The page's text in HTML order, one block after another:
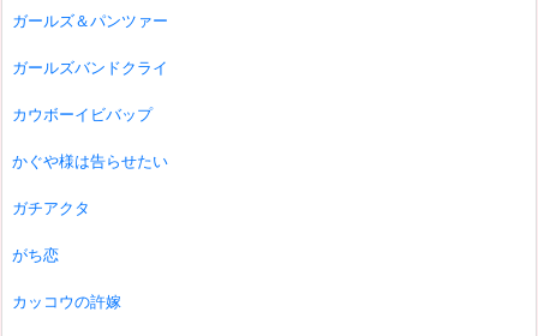
ガールズ＆パンツァー
ガールズバンドクライ
カウボーイビバップ
かぐや様は告らせたい
ガチアクタ
がち恋
カッコウの許嫁